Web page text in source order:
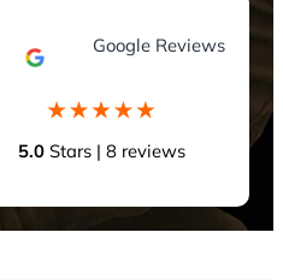
Google Reviews
5.0Stars | 8 reviews